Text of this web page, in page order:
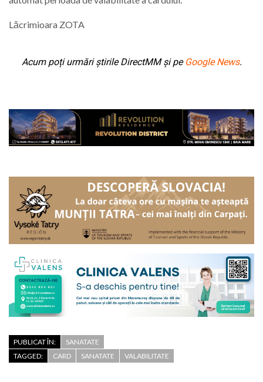
Lăcrimioara ZOTA
Acum poți urmări știrile DirectMM și pe Google News.
PUBLICAT ÎN:
SANATATE
TAGGED:
CARD SANATATE VALABILITATE